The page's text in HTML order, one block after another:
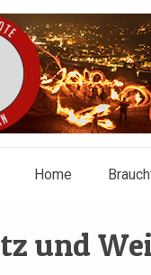
Home
und